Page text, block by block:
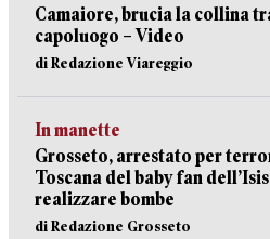
Camaiore, brucia la collina
capoluogo – Video
di Redazione Viareggio
In manette
Grosseto, arrestato per
Toscana del baby fan
realizzare bombe
di Redazione Grosseto